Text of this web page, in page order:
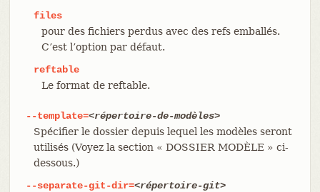
files
pour des fichiers perdus avec des refs emballés.
C’est l’option par défaut.
reftable
Le format de reftable.
--template=<répertoire-de-modèles>
Spécifier le dossier depuis lequel les modèles seront
utilisés (Voyez la section « DOSSIER MODÈLE » ci-
dessous.)
--separate-git-dir=<répertoire-git>